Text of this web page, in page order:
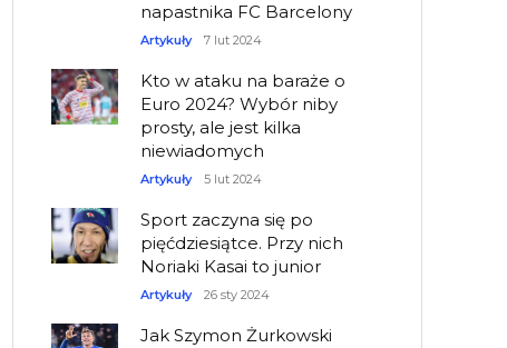
napastnika FC Barcelony
Artykuły 7 lut 2024
Kto w ataku na baraże o
Euro 2024? Wybór niby
prosty, ale jest kilka
niewiadomych
Artykuły 5 lut 2024
Sport zaczyna się po
pięćdziesiątce. Przy nich
Noriaki Kasai to junior
Artykuły 26 sty 2024
Jak Szymon Żurkowski